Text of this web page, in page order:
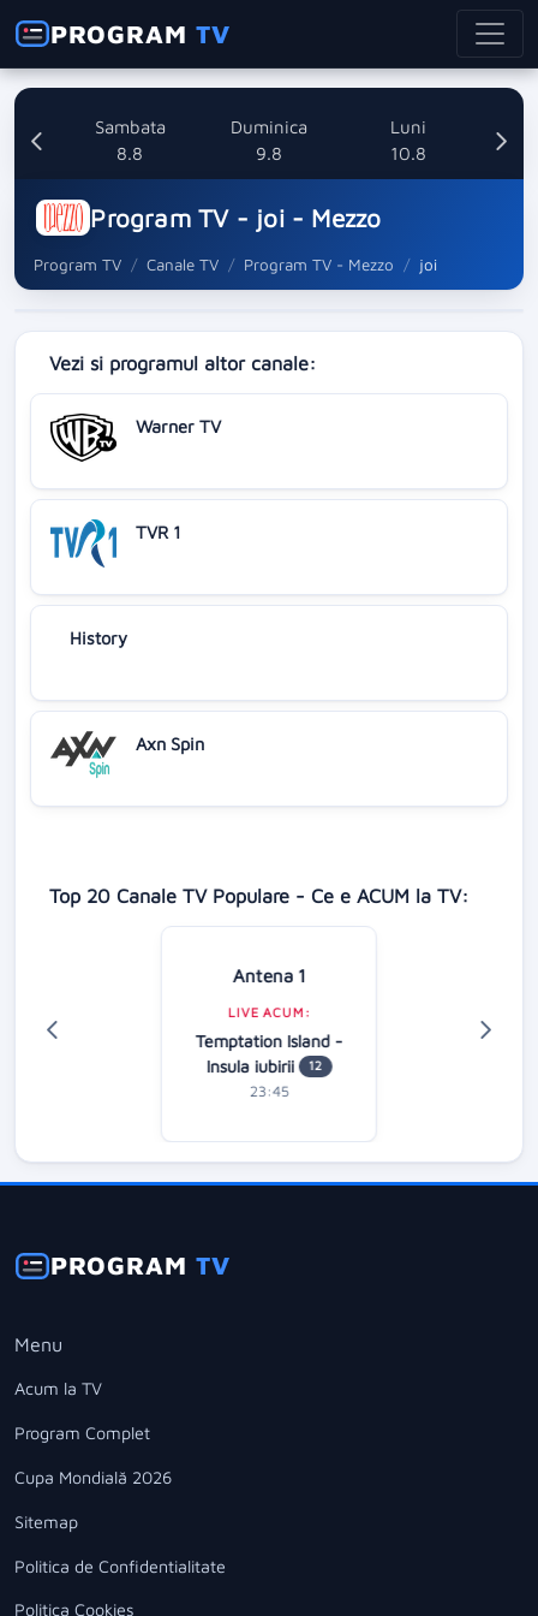
PROGRAMTV
Sambata
8.8
Duminica
9.8
Luni
10.8
Program TV - joi - Mezzo
Program TV Canale TV Program TV - Mezzo joi
Vezi si programul altor canale:
Warner TV
TVR 1
History
Axn Spin
Top 20 Canale TV Populare - Ce e ACUM la TV:
Antena 1
LIVE ACUM:
Temptation Island -
Insula iubirii
12
23:45
PROGRAMTV
Menu
Acum la TV
Program Complet
Cupa Mondială 2026
Sitemap
Politica de Confidentialitate
Politica Cookies